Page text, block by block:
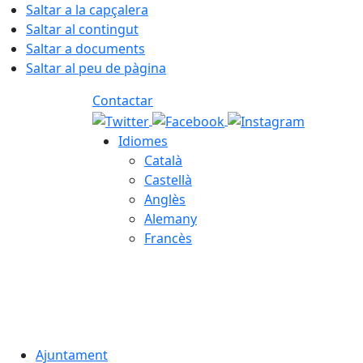
Saltar a la capçalera
Saltar al contingut
Saltar a documents
Saltar al peu de pàgina
Contactar
Idiomes
Català
Castellà
Anglès
Alemany
Francès
Ajuntament